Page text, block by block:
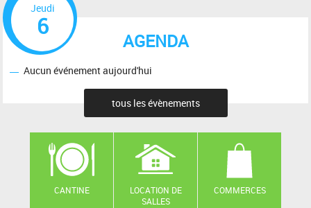
AGENDA
Jeudi
6
Aucun événement aujourd'hui
tous les évènements
CANTINE
LOCATION DE
SALLES
COMMERCES